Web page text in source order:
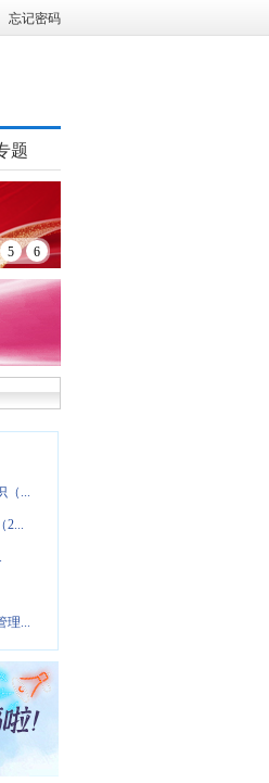
忘记密码
题
5 6
（...
2...
理...